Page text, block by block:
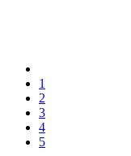
1
2
3
4
5